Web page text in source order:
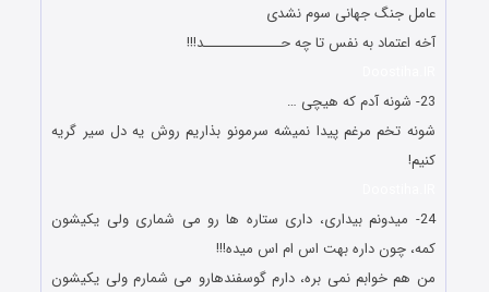
عامل جنگ جهانی سوم نشدی
آخه اعتماد به نفس تا چه حــــــــــــــد!!!
23- شونه آدم که هیچی …
شونه تخم مرغم پیدا نمیشه سرمونو بذاریم روش یه دل سیر گریه
کنیم!
24- میدونم بیداری، داری ستاره ها رو می شماری ولی یکیشون
کمه، چون داره بهت اس ام اس میده!!!
من هم خوابم نمی بره، دارم گوسفندهارو می شمارم ولی یکیشون